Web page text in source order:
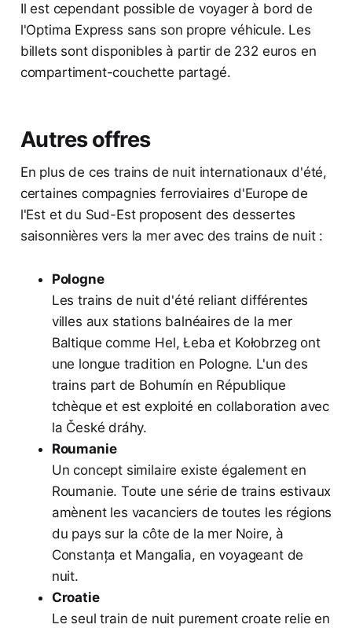
Il est cependant possible de voyager à bord de
l'Optima Express sans son propre véhicule. Les
billets sont disponibles à partir de 232 euros en
compartiment-couchette partagé.
Autres offres
En plus de ces trains de nuit internationaux d'été,
certaines compagnies ferroviaires d'Europe de
l'Est et du Sud-Est proposent des dessertes
saisonnières vers la mer avec des trains de nuit :
Pologne
Les trains de nuit d'été reliant différentes
villes aux stations balnéaires de la mer
Baltique comme Hel, Łeba et Kołobrzeg ont
une longue tradition en Pologne. L'un des
trains part de Bohumín en République
tchèque et est exploité en collaboration avec
la České dráhy.
Roumanie
Un concept similaire existe également en
Roumanie. Toute une série de trains estivaux
amènent les vacanciers de toutes les régions
du pays sur la côte de la mer Noire, à
Constanța et Mangalia, en voyageant de
nuit.
Croatie
Le seul train de nuit purement croate relie en